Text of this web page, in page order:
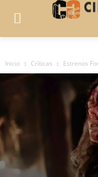
Inicio Críticas Estrenos